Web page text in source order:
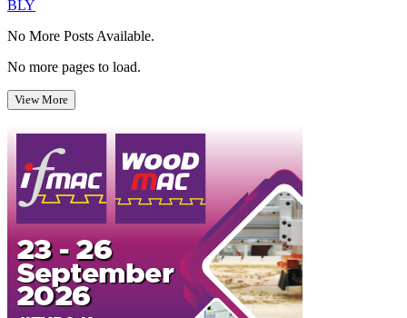
BLY
No More Posts Available.
No more pages to load.
View More